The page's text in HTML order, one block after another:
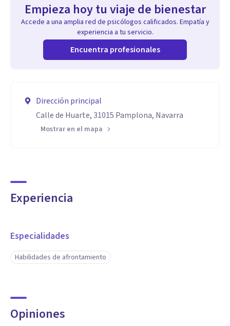
Empieza hoy tu viaje de bienestar
Accede a una amplia red de psicólogos calificados. Empatía y
experiencia a tu servicio.
Encuentra profesionales
Dirección principal
Calle de Huarte, 31015 Pamplona, Navarra
Mostrar en el mapa
Experiencia
Especialidades
Habilidades de afrontamiento
Opiniones